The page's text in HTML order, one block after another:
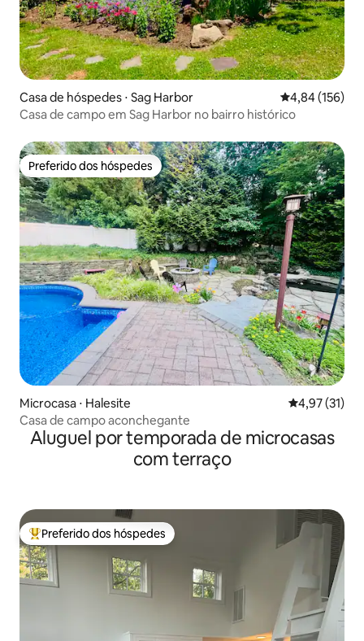
Casa de hóspedes ⋅ Sag Harbor 4,84 de uma
4,84 (156)
Casa de campo em Sag Harbor no bairro histórico
Preferido dos hóspedes
Preferido dos hóspedes
Microcasa ⋅ Halesite 4,97 de uma
4,97 (31)
Casa de campo aconchegante
Aluguel por temporada de microcasas
com terraço
Entre os melhores preferidos dos hóspedes
Preferido dos hóspedes